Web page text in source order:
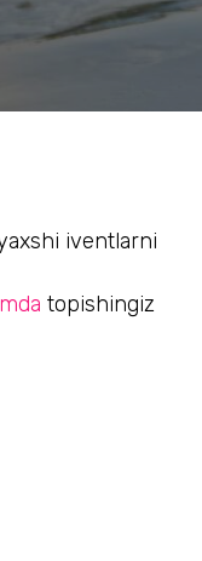
iventlarni
topishingiz